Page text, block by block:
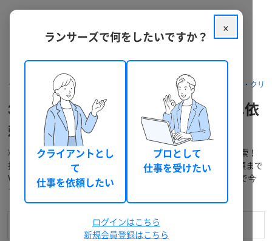
クラウドソーシング ランサーズ フリーランスを探す デザイナー・クリ
3Dデザイナーをフリーランス個人へ依
頼・外注
料金・口コミ・実績などで3Dデザイナーのフリーランスを検索！
提案の募集、業務委託での個人発注・外注から仕事の代行依頼まで
WEBで完結！「相談～支払い」もスムーズで簡単！無料登録で今
すぐ利用できます。
×
ランサーズで何をしたいですか？
クライアントとし
て
仕事を依頼したい
プロとして
仕事を受けたい
ログインはこちら
新規会員登録はこちら